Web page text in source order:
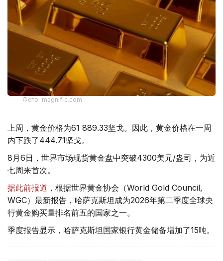
Фото: magnific.com
上周，黄金价格为61 889.33坚戈。因此，黄金价格在一周
内下跌了444.71坚戈。
8月6日，世界市场现货黄金盘中突破4300美元/盎司，为近
七周来首次。
据此前报道 ，根据世界黄金协会（World Gold Council,
WGC）最新报告，哈萨克斯坦成为2026年第二季度全球央
行黄金购买量排名前五的国家之一。
季度报告显示，哈萨克斯坦国家银行黄金储备增加了15吨。